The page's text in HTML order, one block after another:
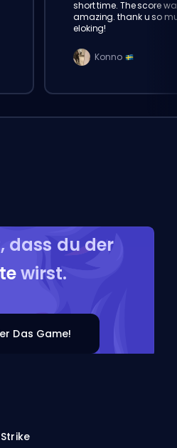
short time. The score
amazing. thank u so
eloking!
Konno
dass du der
wirst.
Das Game!